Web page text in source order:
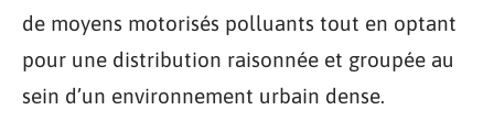
de moyens motorisés polluants tout en optant
pour une distribution raisonnée et groupée au
sein d’un environnement urbain dense.